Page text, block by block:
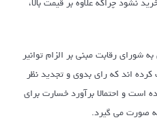
استان به شورای رقابت مبنی بر الزام توانیر
اند که رای بدوی و تجدید نظر
و احتمالا برآورد خسارت برای
صورت می گیرد.